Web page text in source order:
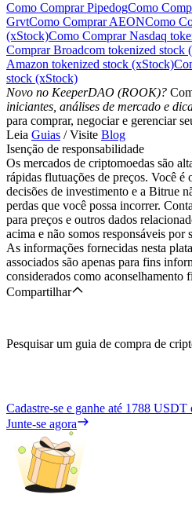
Como Comprar PipedogComo
GrvtComo Comprar AEONComo
(xStock)Como Comprar Nasdaq
Comprar Broadcom tokenized stock
Amazon tokenized stock (xStock)
stock (xStock)
Novo no KeeperDAO (ROOK)?
iniciantes, análises de mercado e
para comprar, negociar e gerenciar
Leia Guias / Visite Blog
Isenção de responsabilidade
Os mercados de criptomoedas são
rápidas flutuações de preços. Você é
decisões de investimento e a Bitrue
perdas que você possa incorrer.
para preços e outros dados
acima e não somos responsáveis
As informações fornecidas nesta
associados são apenas para fins
considerados como aconselhamento
Compartilhar
Pesquisar um guia de compra de
Cadastre-se e ganhe até 1788 USDT
Junte-se agora